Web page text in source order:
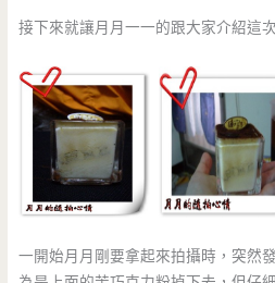
接下來就讓月月一一的跟大家介紹這
一開始月月剛要拿起來拍攝時，突然